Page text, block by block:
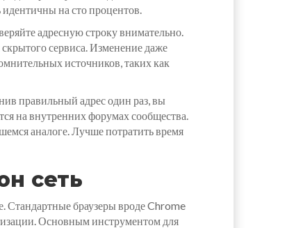
на сто процентов.
адресную строку внимательно.
сервиса. Изменение даже
источников, таких как
правильный адрес один раз, вы
на внутренних форумах сообщества.
аналоге. Лучше потратить время
сеть
Стандартные браузеры вроде Chrome
Основным инструментом для